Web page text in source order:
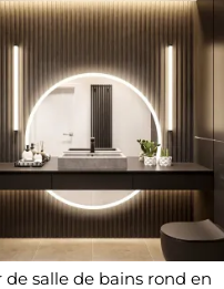
de salle de bains rond en